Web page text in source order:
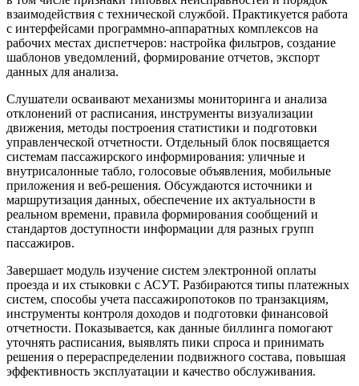
взаимодействия с технической службой. Практикуется работа
с интерфейсами программно-аппаратных комплексов на
рабочих местах диспетчеров: настройка фильтров, создание
шаблонов уведомлений, формирование отчетов, экспорт
данных для анализа.
Слушатели осваивают механизмы мониторинга и анализа
отклонений от расписания, инструменты визуализации
движения, методы построения статистики и подготовки
управленческой отчетности. Отдельный блок посвящается
системам пассажирского информирования: уличные и
внутрисалонные табло, голосовые объявления, мобильные
приложения и веб-решения. Обсуждаются источники и
маршрутизация данных, обеспечение их актуальности в
реальном времени, правила формирования сообщений и
стандартов доступности информации для разных групп
пассажиров.
Завершает модуль изучение систем электронной оплаты
проезда и их стыковки с АСУТ. Разбираются типы платежных
систем, способы учета пассажиропотоков по транзакциям,
инструменты контроля доходов и подготовки финансовой
отчетности. Показывается, как данные биллинга помогают
уточнять расписания, выявлять пики спроса и принимать
решения о перераспределении подвижного состава, повышая
эффективность эксплуатации и качество обслуживания.